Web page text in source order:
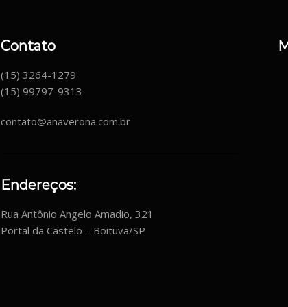
Contato
(15) 3264-1279
(15) 99797-9313
contato@anaverona.com.br
Endereços:
Rua Antônio Angelo Amadio, 321
Portal da Castelo – Boituva/SP